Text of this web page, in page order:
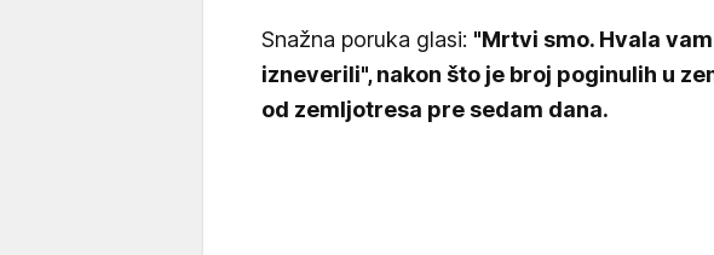
Snažna poruka glasi: "Mrtvi smo. Hvala
izneverili", nakon što je broj poginulih u
od zemljotresa pre sedam dana.